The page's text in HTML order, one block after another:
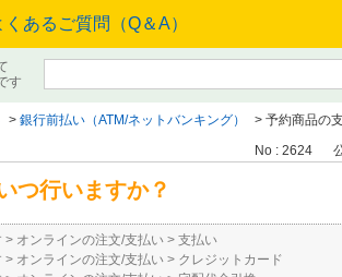
す
> 銀行前払い（ATM/ネットバンキング） > 予約商品の
No : 2624
つ行いますか？
> オンラインの注文/支払い > 支払い
> オンラインの注文/支払い > クレジットカード